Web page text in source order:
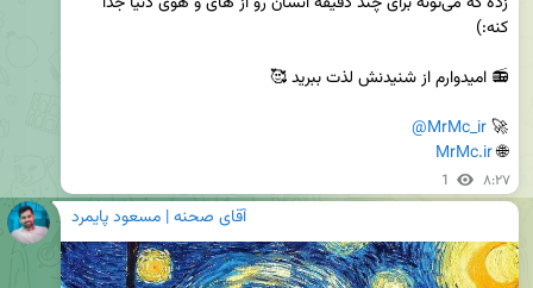
🚀
@MrMc_ir
🌐
MrMc.ir
1 ۸:۲۷
آقای صحنه | مسعود پایمرد